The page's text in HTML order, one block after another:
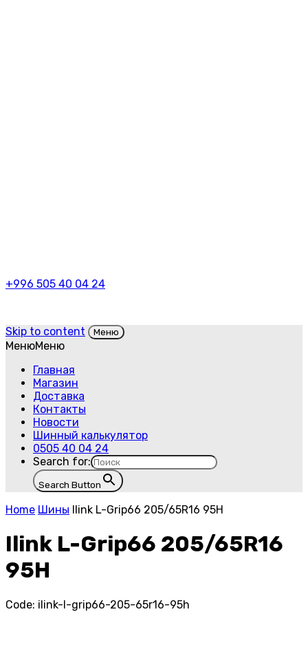
+996 505 40 04 24
Skip to content Меню
МенюМеню
Главная
Магазин
Доставка
Контакты
Новости
Шинный калькулятор
0505 40 04 24
Search for:
Search Button
Home Шины Ilink L-Grip66 205/65R16 95H
Ilink L-Grip66 205/65R16
95H
Code: ilink-l-grip66-205-65r16-95h